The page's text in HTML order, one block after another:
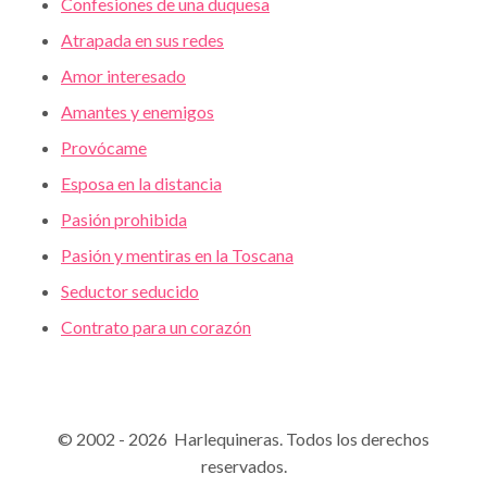
Atrapada en sus redes
Amor interesado
Amantes y enemigos
Provócame
Esposa en la distancia
Pasión prohibida
Pasión y mentiras en la Toscana
Seductor seducido
Contrato para un corazón
© 2002 - 2026 Harlequineras. Todos los derechos
reservados.